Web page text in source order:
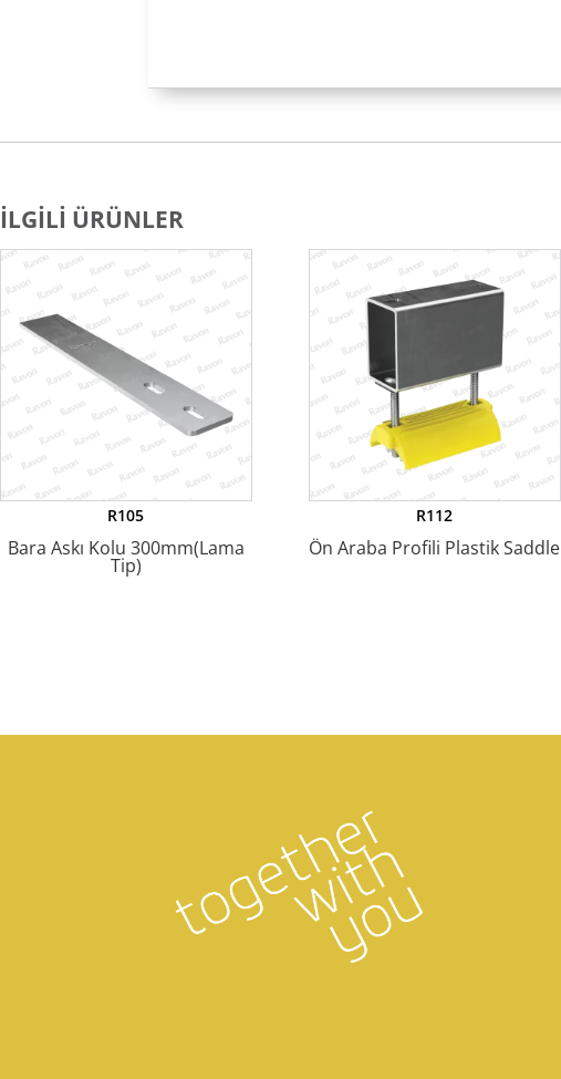
İLGILI ÜRÜNLER
R105
Bara Askı Kolu 300mm(Lama
Tip)
R112
Ön Araba Profili Plastik Saddle